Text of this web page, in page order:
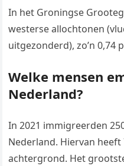
In het Groningse
westerse allochtonen
uitgezonderd), zo’n 0,74
Welke mensen
Nederland?
In 2021 immigreerden
Nederland. Hiervan
achtergrond. Het